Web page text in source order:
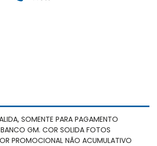
SOMENTE PARA PAGAMENTO
GM. COR SOLIDA FOTOS
PROMOCIONAL NÃO ACUMULATIVO